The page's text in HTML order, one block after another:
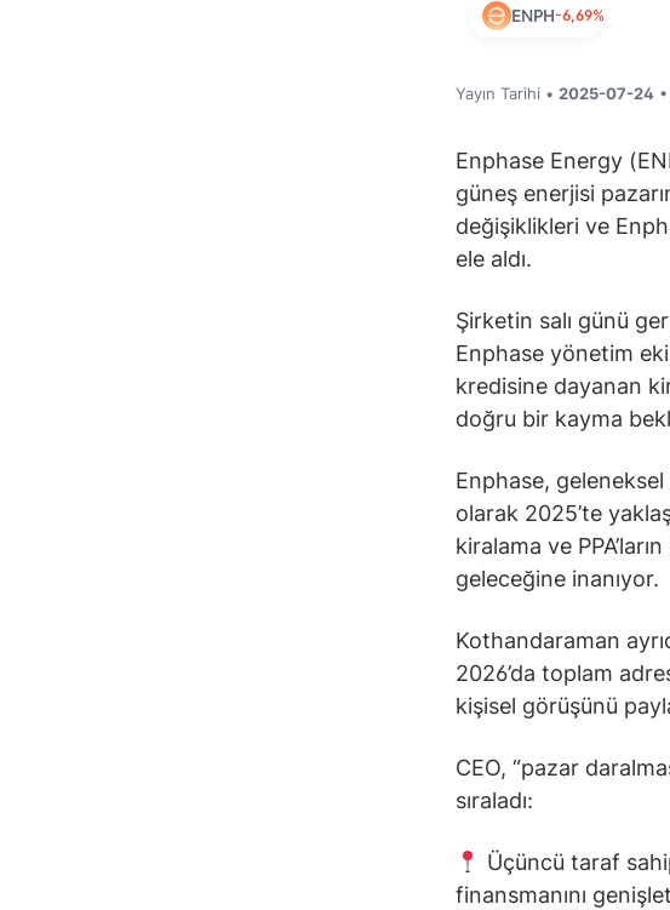
ENPH-6,69%
Yayın Tarihi • 2025-07-24
Enphase Energy
güneş enerjisi
değişiklikleri ve
ele aldı.
Şirketin salı günü
Enphase yönetim
kredisine dayanan
doğru bir kayma
Enphase, geleneksel
olarak 2025’te
kiralama ve
geleceğine inanıyor.
Kothandaraman
2026’da toplam
kişisel görüşünü
CEO, “pazar
sıraladı:
Üçüncü taraf
finansmanını